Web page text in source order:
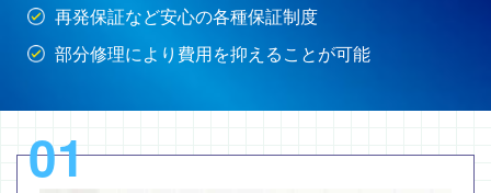
再発保証など安心の各種保証制度
部分修理により費用を抑えることが可能
01